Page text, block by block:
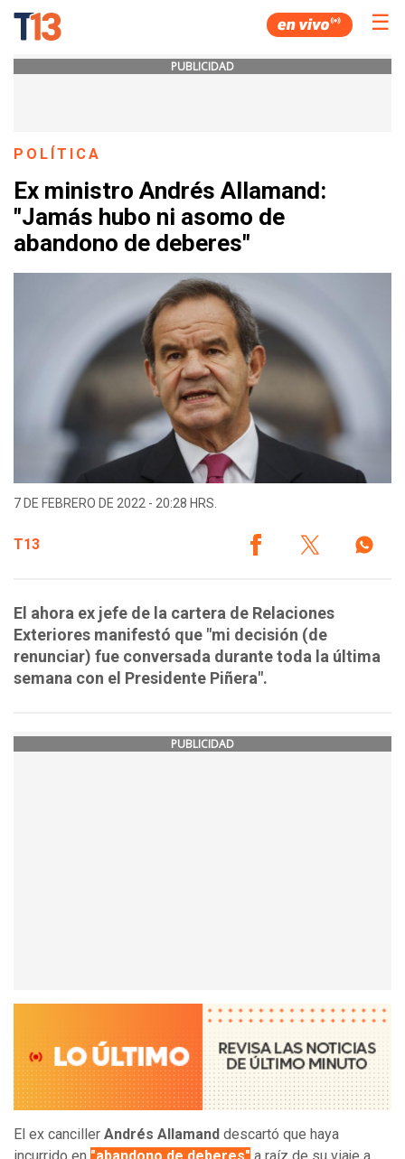
☰
PUBLICIDAD
POLÍTICA
Ex ministro Andrés Allamand:
"Jamás hubo ni asomo de
abandono de deberes"
7 DE FEBRERO DE 2022 - 20:28 HRS.
T13
El ahora ex jefe de la cartera de Relaciones
Exteriores manifestó que "mi decisión (de
renunciar) fue conversada durante toda la última
semana con el Presidente Piñera".
PUBLICIDAD
El ex canciller Andrés Allamand descartó que haya